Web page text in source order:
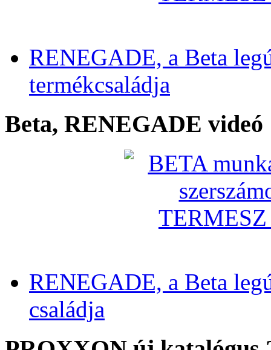
RENEGADE, a Beta
termékcsaládja
Beta, RENEGADE videó
RENEGADE, a Beta
családja